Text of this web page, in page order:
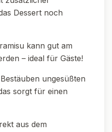
Alternativen
und Sahne sowie
dünne
einen Teil des
für eine